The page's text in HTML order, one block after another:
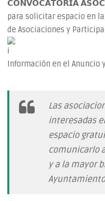
𝗖𝗢𝗡𝗩𝗢𝗖𝗔𝗧𝗢𝗥𝗜𝗔
para solicitar espacio en
de Asociaciones y
Información en el Anuncio
Las
interesadas
espacio
comunicarlo
y a la mayor
Ayuntamiento